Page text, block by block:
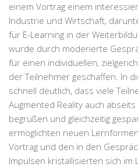
einem Vortrag einem
Industrie und Wirtschaft,
für E-Learning in der
wurde durch moderierte
für einen individuellen,
der Teilnehmer geschaffen. In
schnell deutlich, dass viele
Augmented Reality auch
begrüßen und gleichzeitig
ermöglichten neuen
Vortrag und den in den
Impulsen kristallisierten sich im